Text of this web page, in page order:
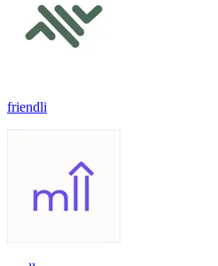
friendli